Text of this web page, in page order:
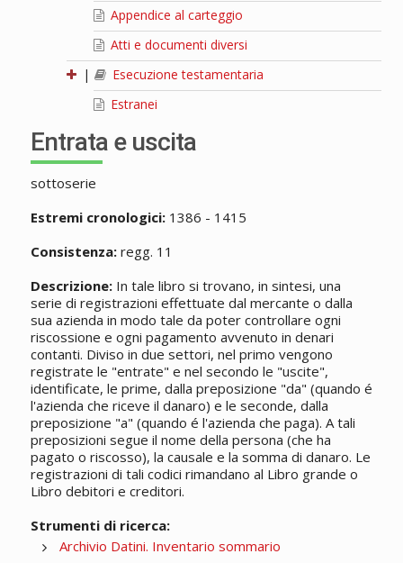
Appendice al carteggio
Atti e documenti diversi
|
Esecuzione testamentaria
Estranei
Entrata e uscita
sottoserie
Estremi cronologici:1386 - 1415
Consistenza:regg. 11
Descrizione:In tale libro si trovano, in sintesi, una
serie di registrazioni effettuate dal mercante o dalla
sua azienda in modo tale da poter controllare ogni
riscossione e ogni pagamento avvenuto in denari
contanti. Diviso in due settori, nel primo vengono
registrate le "entrate" e nel secondo le "uscite",
identificate, le prime, dalla preposizione "da" (quando é
l'azienda che riceve il danaro) e le seconde, dalla
preposizione "a" (quando é l'azienda che paga). A tali
preposizioni segue il nome della persona (che ha
pagato o riscosso), la causale e la somma di danaro. Le
registrazioni di tali codici rimandano al Libro grande o
Libro debitori e creditori.
Strumenti di ricerca:
Archivio Datini. Inventario sommario